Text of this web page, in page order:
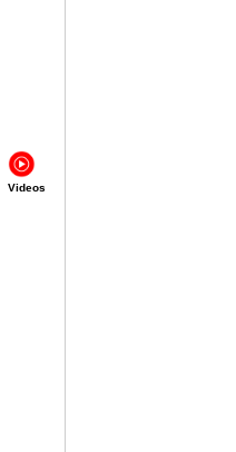
Videos